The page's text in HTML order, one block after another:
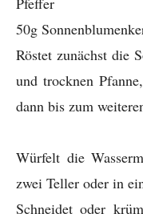
50g
Röstet zunächst die
und trocknen
dann bis zum
Würfelt die
zwei Teller oder in
Schneidet oder